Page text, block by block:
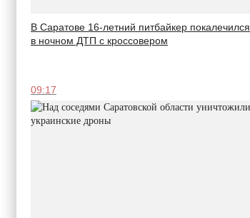
В Саратове 16-летний питбайкер покалечился
в ночном ДТП с кроссовером
09:17